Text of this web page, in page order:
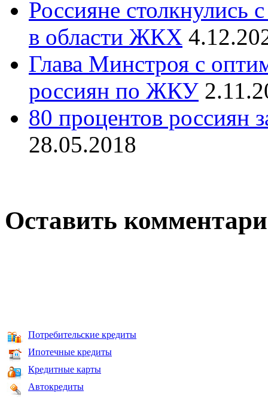
Россияне
в области ЖКХ
Глава Минстроя с
россиян по ЖКУ
80 процентов россиян
28.05.2018
Оставить
Потребительские кредиты
Ипотечные кредиты
Кредитные карты
Автокредиты